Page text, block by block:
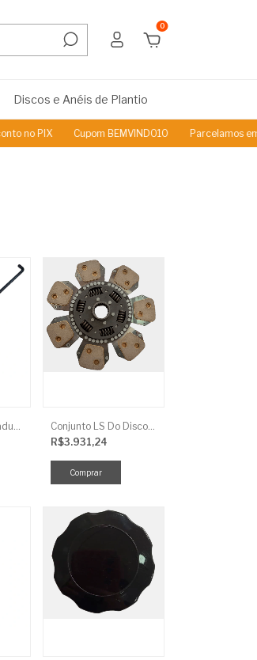
0
Discos e Anéis de Plantio
Cupom BEMVINDO10 Parcelamos em até 3x
Haste LS Da Fechadura TRG 830
Conjunto LS Do Disco De Embreagem TRG250
R$3.931,24